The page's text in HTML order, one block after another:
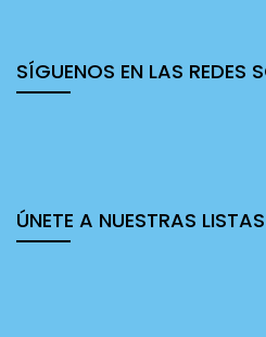
SÍGUENOS EN LAS REDES
ÚNETE A NUESTRAS